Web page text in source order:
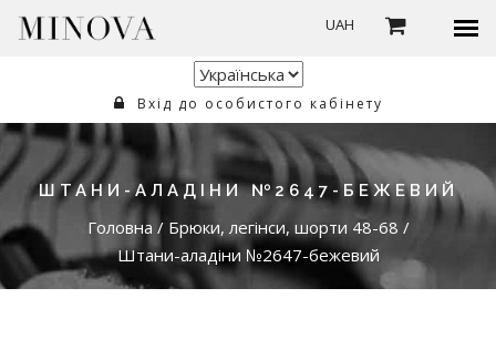
UAH
Вхід до особистого кабінету
ШТАНИ-АЛАДІНИ №2647-БЕЖЕВИЙ
Головна / Брюки, легінси, шорти 48-68 /
Штани-аладіни №2647-бежевий